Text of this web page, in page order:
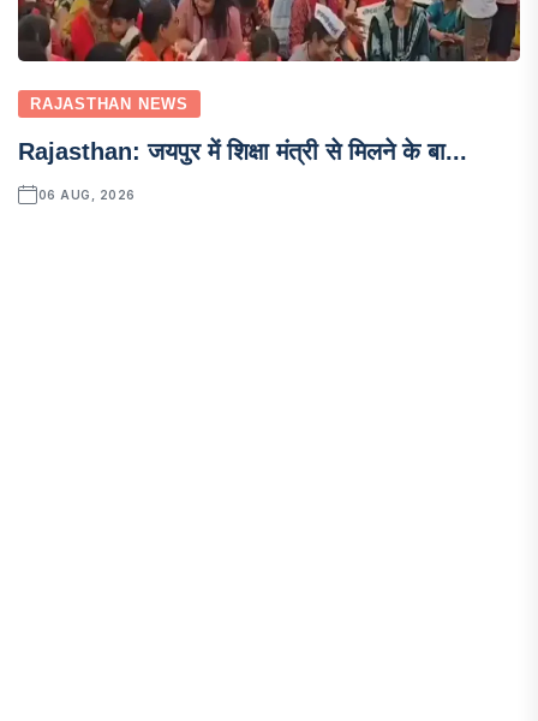
RAJASTHAN NEWS
Rajasthan: जयपुर में शिक्षा मंत्री से मिलने के बा...
06 AUG, 2026